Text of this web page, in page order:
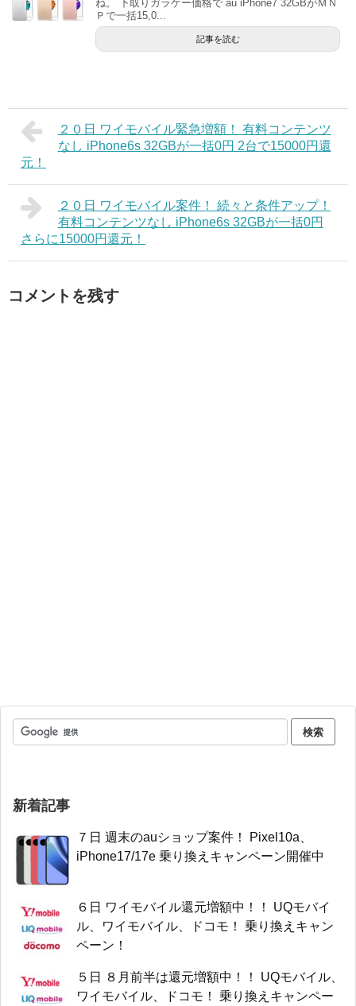
ね。 下取りガラケー価格で au iPhone7 32GBがＭＮ
Ｐで一括15,0...
記事を読む
２０日 ワイモバイル緊急増額！ 有料コンテンツ
なし iPhone6s 32GBが一括0円 2台で15000円還
元！
２０日 ワイモバイル案件！ 続々と条件アップ！
有料コンテンツなし iPhone6s 32GBが一括0円
さらに15000円還元！
コメントを残す
新着記事
７日 週末のauショップ案件！ Pixel10a、
iPhone17/17e 乗り換えキャンペーン開催中
６日 ワイモバイル還元増額中！！ UQモバイ
ル、ワイモバイル、ドコモ！ 乗り換えキャン
ペーン！
５日 ８月前半は還元増額中！！ UQモバイル、
ワイモバイル、ドコモ！ 乗り換えキャンペー